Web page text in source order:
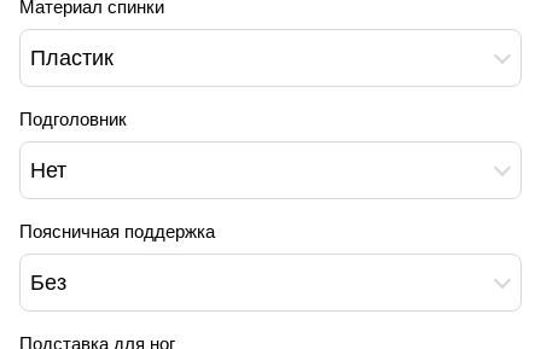
Материал спинки
Пластик
Подголовник
Нет
Поясничная поддержка
Без
Подставка для ног